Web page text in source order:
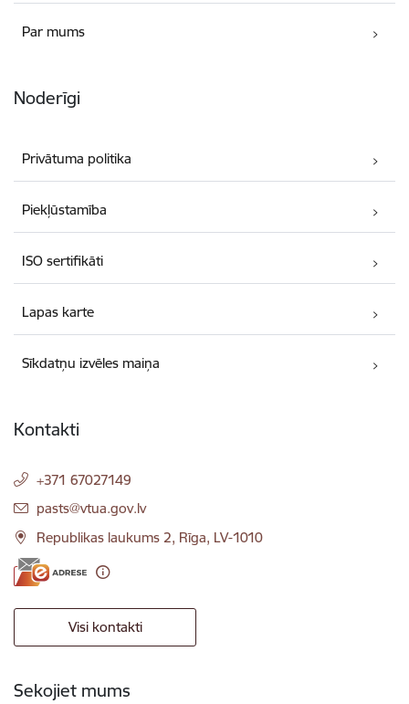
Par mums
Noderīgi
Privātuma politika
Piekļūstamība
ISO sertifikāti
Lapas karte
Sīkdatņu izvēles maiņa
Kontakti
+371 67027149
E-pasts:
pasts@vtua.gov.lv
Republikas laukums 2, Rīga, LV-1010
Visi kontakti
Sekojiet mums